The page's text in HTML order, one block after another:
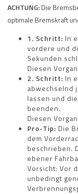
ACHTUNG:Die
optimale Bremskraft
1. Schritt: In
vordere und
Sekunden
Diesen
2. Schritt: In
abwechselnd
lassen und
beenden.
Diesen
Pro-Tip: Die
dem
beschrieben.
ebener
Vorsicht: Vor
unbedingt